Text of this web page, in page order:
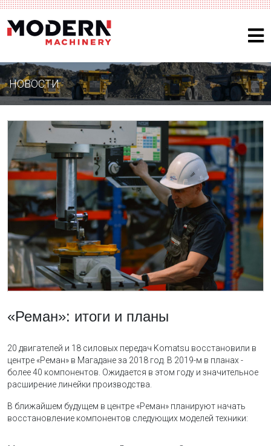
НОВОСТИ
«Реман»: итоги и планы
20 двигателей и 18 силовых передач Komatsu восстановили в
центре «Реман» в Магадане за 2018 год. В 2019-м в планах -
более 40 компонентов. Ожидается в этом году и значительное
расширение линейки производства.
В ближайшем будущем в центре «Реман» планируют начать
восстановление компонентов следующих моделей техники: